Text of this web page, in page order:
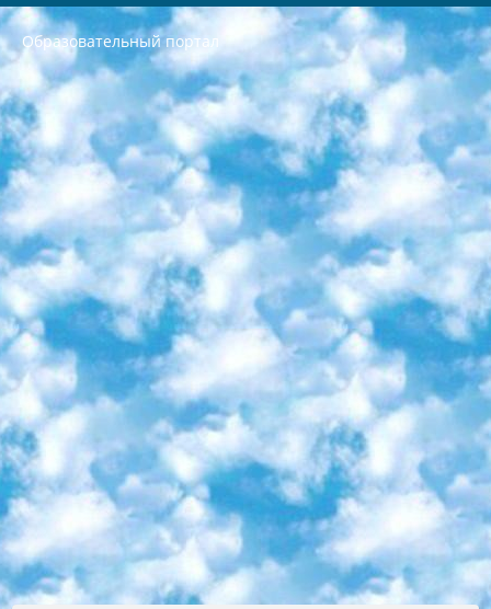
Образовательный портал
РЕСПУБЛИКА УЗБЕКИСТАН МИНИСТРЕРСТВО ДОШКОЛЬНОГО И ШКОЛЬНОГО ОБРАЗОВАНИЯ КОМАНДА в общеобразовательных учреждениях в 2023-2024 учебном году организация и проведение итоговой государственной аттестации обучающихся о Министра дошкольного и школьного образования Республики Узбекистан от 4 марта 2008 года (постановлением Минюста от 20 марта 2008 года № 1778 государственной регистрации) «Итоговое состояние учащихся общего среднего образования на основании положения об утверждении положения об аттестации общего среднего образования выпускной экзамен студентов в образовательных учреждениях в 2023-2024 учебном году В целях организации и прохождения аттестации приказываю: 1. Следующее: перечень предметов, по которым будет проводиться итоговая государственная аттестация и экзамен формы перевода согласно приложению 1; сертификаты международного образца, оценивающие уровень владения иностранными языками перечень согласно приложению 2; 2. Педагогический при специализированных образовательных учреждениях. научно-практический центр квалификации и международной оценки (Д.Давидова) 2024 г. До 25 марта: задания по предметам, по которым будет проводиться итоговая аттестация разработка и утверждение технических условий; итоговая аттестация на основании разработанного предметного задания разработка вопросов по предметам (устно и письменно), экзамен передача; общеобразовательные средние школы и специальные учебные заведения учащиеся выпускных классов школ и интернатов в агентской системе подготовка базы данных экзаменационных материалов и критериев оценки; перевод базы экзаменационных материалов на все языки обучения подать в Республиканский образовательный центр для изготовления; варианты экзаменов на основе разработанных контрольных материалов пусть будут поставлены задачи формирования. 3. Республиканский образовательный центр (Ш.Худайкулов) до 5 апреля 2024 года. до: база данных предоставленных экзаменационных материалов на все языки обучения перевод и экспертиза; для слепых, слабовидящих, глухих, слабослышащих и умственно отсталых детей учащиеся выпускных классов специализированных школ и школ-интернатов база данных экзаменационных материалов на всех преподаваемых языках подготовка критериев оценки; специализированные школы для умственно отсталых детей и технологии для учащихся выпускных классов школ-интернатов разработка соответствующих рекомендаций и критериев проведения ЕГЭ по естествознанию давать задания. 4. Педагогический при специализированных образовательных учреждениях. Научно-практический центр навыков и международной оценки (Д.Давидова), Республика образовательный центр (Худайкулов Ш.) итоговый государственный аттестационный экзамен ориентирован на творческое и логическое мышление при подготовке базы материалов учитывать введение заданий. 5. Следует отметить, что: сертификат государственного образца о знании общеобразовательного предмета и как минимум национальный уровень B1 по предметам на иностранных языках, указанным в Приложении 2. или международно признанный сертификат эквивалентного уровня студенты, изучающие определенный предмет, освобождаются от экзамена; по соответствующим предметам запланирована итоговая государственная аттестация за день до дня, путем жеребьевки Рабочей группой (в письменной форме по предметам, проводимым в форме) из числа сформированных вариантов выбрано 2 варианта; 2 выбранных варианта экзамена анонсированы на официальном сайте министерства и все выпускники по всей стране на основе этих вариантов проводит итоговую государственную аттестацию. 6. Государственное образование учащихся средних общеобразовательных учреждений. знания в соответствии с квалификационными требованиями, которые необходимо приобрести на основании стандартов итоговый (выпускной) контроль для 9 и 11 классов в целях тестирования Экзамены (далее – экзамены) состоят из предметов, перечисленных в приложении 1. будет сделано. 7. Экзамены пройдут с 26 мая по 15 июня 2024 г. (кроме науки физического воспитания). 8. Физическая для учащихся 9 классов общесредних образовательных учреждений. Экзамены по предмету «Образование, квалификация медицина» 1-6 мая 2024 года. сотрудники перевести под присмотр (с отклонениями в физическом или умственном развитии) специализированная школа для детей, школы-интернаты и со сколиозом школы-интернаты санаторного типа для больных детей исключены). 9. Он был слепым, слабовидящим и имел нарушения опорно-двигательного аппарата. экзамены в специализированных школах и интернатах для детей должны проводиться исходя из требований, предъявляемых к общеобразовательным учреждениям (физкультура кроме науки). 10. Специализированная школа для глухих и слабослышащих детей. и экзамены в интернатах и быть реализован в виде письменного теста по математике. 11. Специальность для умственно отсталых детей. Для 9 класса Родной язык и литературное письмо Государственный язык (язык обучения – узбекский). для неклассов) написано Математическое письмо Письменная/устная история Узбекистана Физическое воспитание практично Итоговый контроль Для 11 класса Написание родного языка и литературы (эссе) Математическое письмо Узбекский язык (обучение на узбекском языке) не посещающее общее среднее образование для учреждений)/Образовательное учреждение выбор письменный и устный Иностранный язык письменный/устный Письменная/устная история Узбекистана *По выбору студента:  Химия  Физика  Основы государственного права  География 10 бесплатных образовательных ресурсов - Мы составили подборку онлайн-проектов с интерактивными упражнениями, видеолекциями и статьями. Они помогут вам обрести новые и освежить старые знания бесплатно. 1. «ИНТУИТ» Старейшая образовательная площадка Рунета. Здесь вы найдёте сотни текстовых и видеокурсов на десятки различных тем — от программирования до психологии. Многие курсы подготовлены российскими университетами и крупными международными компаниями вроде Intel и Microsoft. Самостоятельное обучение бесплатное, но желающие могут оплатить услуги персональных наставников. 2. «Смартия» знакомит с актуальными профессиями и подсказывает, как им обучаться. Выбрав заинтересовавшую вас специальность — SMM-специалист, фотограф, веб-дизайнер или другую, — увидите список необходимых для неё умений. Чтобы вы могли освоить их самостоятельно, для каждого умения площадка отображает подборку ссылок на учебные материалы. Хотя «Смартия» ориентируется на русскоязычную аудиторию, часть контента всё же доступна только на английском. 3. «Лекторий Физтеха» Проект Московского физико-технического института (Физтеха). С его помощью вы можете смотреть онлайн серии лекций, записанные на видео в этом вузе. В числе доступных предметов — физика, биология, химия, информационные технологии и другие. К некоторым лекциям администрация ресурса прилагает готовые конспекты, которые можно скачивать в PDF-формате. 4. ITMOcourses Онлайн-площадка Санкт-Петербургского национального исследовательского университета информационных технологий, механики и оптики (ИТМО). Ресурс предоставляет свободный доступ к курсам, разработанным в этом вузе. Каталог материалов разбит на четыре категории: «Оптические системы и технологии», «Приборостроение и робототехника», «Информационные технологии» и «Биотехнологии». Курсы состоят из видеолекций, интерактивных демонстраций и заданий. 5. «КиберЛенинка» Электронная научная библиотека открытого доступа. Каталог площадки регулярно обрастает текстами статей из различных научных изданий. Сгруппированные по журналам и рубрикам публикации можно читать онлайн или скачивать целиком в PDF-формате. Проект нацелен на популяризацию науки за счёт открытого доступа к качественной информации. 6. «ПостНаука» На этом ресурсе публикуют подборки видеолекций, составленные экспертами из разных отраслей и объединённые общими темами. Среди них, к примеру, есть серии «Биоинформатика и геномика», «Культура средневековой Скандинавии» и Cinema Studies о теории кино. Каждая подборка лекций — логически связанная история, рассказанная экспертом от первого лица. Кроме того, на сайте появляются научно-образовательные статьи и тесты на разные темы. 7. «Newочём» Команда проекта «Newочём» отбирает самые интересные тексты из англоязычных СМИ и переводит те из них, за которые голосуют участники сообщества «ВКонтакте». По большей части это научно-популярные статьи. Редакторы придумывают лишь заголовки, в остальном содержание переводов соответствует оригиналам. Полные тексты можно читать прямо в социальной сети. 8. InternetUrok Онлайн-база материалов по основным дисциплинам школьной программы. Информация на сайте структурирована по классам, предметам и темам (урокам). Каждый урок состоит из видеолекций и конспектов. Есть также интерактивные тренажёры и тесты для закрепления пройденного материала. Даже если вы давно окончили школу, возможность повторить программу старших классов всегда может пригодиться. 9. Edutainme Ещё один ресурс об образовании. В отличие от Newtonew, как мне кажется, Edutainme больше ориентируется на представителей индустрии: педагогов, предпринимателей, разработчиков образовательных проектов. Но и любой, кто просто стремится к саморазвитию, найдёт на сайте много полезного и интересного для себя. Например, информацию о новых курсах и образовательных сервисах. 10. Newtonew Онлайн-медиа об образовании и обучении в широком смысле. Авторы Newtonew пишут об инструментах, заведениях, тактиках и стратегиях, которые помогают учить других и получать новые знания самостоятельно. На этой площадке вы найдёте новости, обзоры, аналитические мат